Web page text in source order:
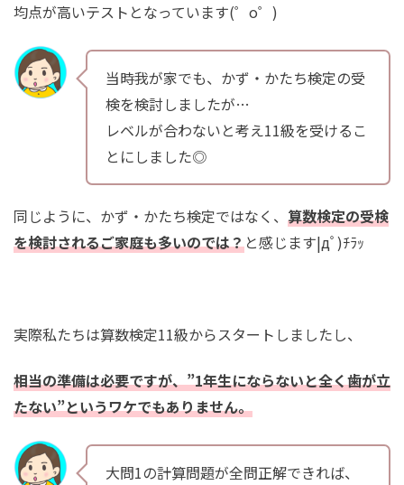
均点が高いテストとなっています(゜o゜)
当時我が家でも、かず・かたち検定の受
検を検討しましたが…
レベルが合わないと考え11級を受けるこ
とにしました◎
同じように、かず・かたち検定ではなく、 算数検定の受検
を検討されるご家庭も多いのでは？と感じます|дﾟ)ﾁﾗｯ
実際私たちは算数検定11級からスタートしましたし、
相当の準備は必要ですが、”1年生にならないと全く歯が立
たない”というワケでもありません。
大問1の計算問題が全問正解できれば、